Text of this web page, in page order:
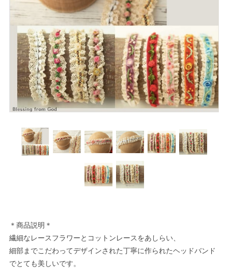
＊商品説明＊
繊細なレースフラワーとコットンレースをあしらい、
細部までこだわってデザインされた丁寧に作られたヘッドバンド
でとても美しいです。